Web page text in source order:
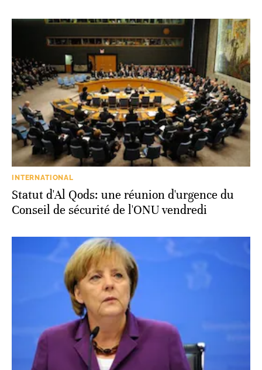
INTERNATIONAL
Statut d'Al Qods: une réunion d'urgence du
Conseil de sécurité de l'ONU vendredi